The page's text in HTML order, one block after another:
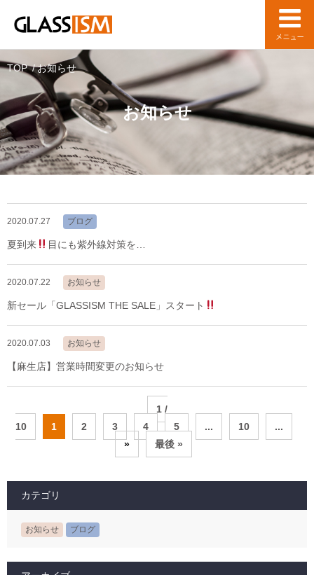
お知らせ
TOP お知らせ
2020.07.27 ブログ
夏到来 目にも紫外線対策を…
2020.07.22 お知らせ
新セール「GLASSISM THE SALE」スタート
2020.07.03 お知らせ
【麻生店】営業時間変更のお知らせ
1 /
10
1 2 3 4 5 ... 10
...
»
最後 »
カテゴリ
お知らせ ブログ